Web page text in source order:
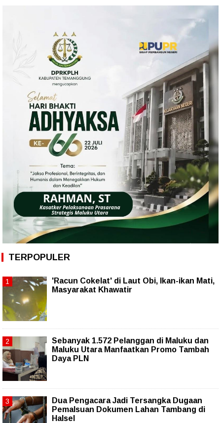
TERPOPULER
'Racun Cokelat' di Laut Obi, Ikan-ikan Mati,
Masyarakat Khawatir
Sebanyak 1.572 Pelanggan di Maluku dan
Maluku Utara Manfaatkan Promo Tambah
Daya PLN
Dua Pengacara Jadi Tersangka Dugaan
Pemalsuan Dokumen Lahan Tambang di
Halsel